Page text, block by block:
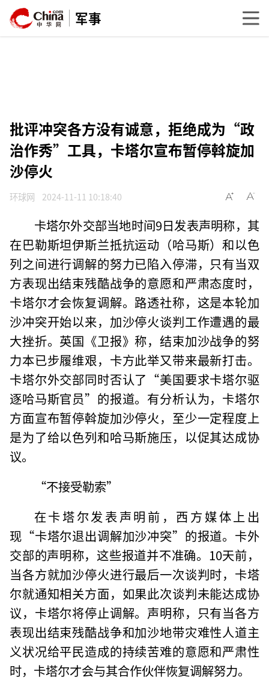
军事
批评冲突各方没有诚意，拒绝成为“政
治作秀”工具，卡塔尔宣布暂停斡旋加
沙停火
环球网 2024-11-11 10:18:40
卡塔尔外交部当地时间9日发表声明称，其
在巴勒斯坦伊斯兰抵抗运动（哈马斯）和以色
列之间进行调解的努力已陷入停滞，只有当双
方表现出结束残酷战争的意愿和严肃态度时，
卡塔尔才会恢复调解。路透社称，这是本轮加
沙冲突开始以来，加沙停火谈判工作遭遇的最
大挫折。英国《卫报》称，结束加沙战争的努
力本已步履维艰，卡方此举又带来最新打击。
卡塔尔外交部同时否认了“美国要求卡塔尔驱
逐哈马斯官员”的报道。有分析认为，卡塔尔
方面宣布暂停斡旋加沙停火，至少一定程度上
是为了给以色列和哈马斯施压，以促其达成协
议。
“不接受勒索”
在卡塔尔发表声明前，西方媒体上出
现“卡塔尔退出调解加沙冲突”的报道。卡外
交部的声明称，这些报道并不准确。10天前，
当各方就加沙停火进行最后一次谈判时，卡塔
尔就通知相关方面，如果此次谈判未能达成协
议，卡塔尔将停止调解。声明称，只有当各方
表现出结束残酷战争和加沙地带灾难性人道主
义状况给平民造成的持续苦难的意愿和严肃性
时，卡塔尔才会与其合作伙伴恢复调解努力。